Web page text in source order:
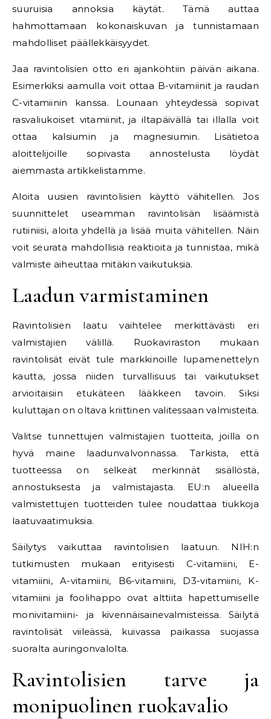
suuruisia annoksia käytät. Tämä auttaa
hahmottamaan kokonaiskuvan ja tunnistamaan
mahdolliset päällekkäisyydet.
Jaa ravintolisien otto eri ajankohtiin päivän aikana.
Esimerkiksi aamulla voit ottaa B-vitamiinit ja raudan
C-vitamiinin kanssa. Lounaan yhteydessä sopivat
rasvaliukoiset vitamiinit, ja iltapäivällä tai illalla voit
ottaa kalsiumin ja magnesiumin. Lisätietoa
aloittelijoille sopivasta annostelusta löydät
aiemmasta artikkelistamme.
Aloita uusien ravintolisien käyttö vähitellen. Jos
suunnittelet useamman ravintolisän lisäämistä
rutiiniisi, aloita yhdellä ja lisää muita vähitellen. Näin
voit seurata mahdollisia reaktioita ja tunnistaa, mikä
valmiste aiheuttaa mitäkin vaikutuksia.
Laadun varmistaminen
Ravintolisien laatu vaihtelee merkittävästi eri
valmistajien välillä. Ruokaviraston mukaan
ravintolisät eivät tule markkinoille lupamenettelyn
kautta, jossa niiden turvallisuus tai vaikutukset
arvioitaisiin etukäteen lääkkeen tavoin. Siksi
kuluttajan on oltava kriittinen valitessaan valmisteita.
Valitse tunnettujen valmistajien tuotteita, joilla on
hyvä maine laadunvalvonnassa. Tarkista, että
tuotteessa on selkeät merkinnät sisällöstä,
annostuksesta ja valmistajasta. EU:n alueella
valmistettujen tuotteiden tulee noudattaa tiukkoja
laatuvaatimuksia.
Säilytys vaikuttaa ravintolisien laatuun. NIH:n
tutkimusten mukaan erityisesti C-vitamiini, E-
vitamiini, A-vitamiini, B6-vitamiini, D3-vitamiini, K-
vitamiini ja foolihappo ovat alttiita hapettumiselle
monivitamiini- ja kivennäisainevalmisteissa. Säilytä
ravintolisät viileässä, kuivassa paikassa suojassa
suoralta auringonvalolta.
Ravintolisien tarve ja
monipuolinen ruokavalio